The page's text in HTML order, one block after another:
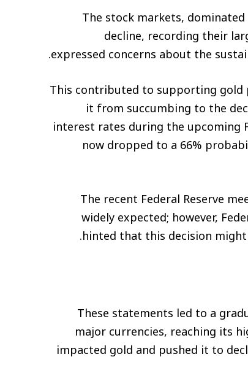
The stock markets,
decline, recording their
expressed concerns about the
This contributed to supporting gold
it from succumbing to the
interest rates during the upcoming
now dropped to a 66%
The recent Federal Reserve
widely expected; however,
hinted that this decision
These statements led to a
major currencies, reaching its
impacted gold and pushed it to